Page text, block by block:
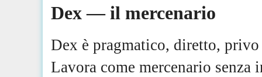
Dex — il mercenario
Dex è pragmatico, diretto,
Lavora come mercenario senza